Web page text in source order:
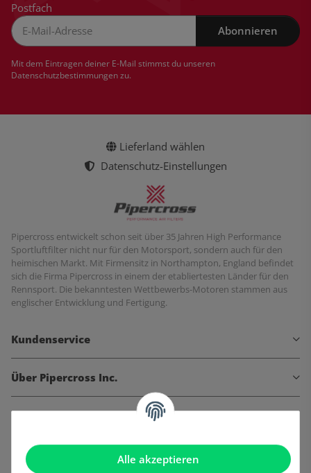
Alle akzeptieren
Postfach
Abonnieren
Mit dem Eintragen deiner E-Mail stimmst du unseren
Datenschutzbestimmungenzu.
Lieferland wählen
Datenschutz-Einstellungen
Pipercross entwickelt schon seit über 35 Jahren High Performance
Sportluftfilter nicht nur für den Motorsport, sondern auch für den
heimischen Markt. Mit Firmensitz in Northampton, England befindet
sich die Firma Pipercross in einem der etabliertesten Länder für den
Rennsport. Die bekanntesten Wettbewerbs-Motoren stammen aus
englischer Entwicklung und Fertigung.
Kundenservice
Über Pipercross Inc.
Informationen
Gesetzliche Informationen